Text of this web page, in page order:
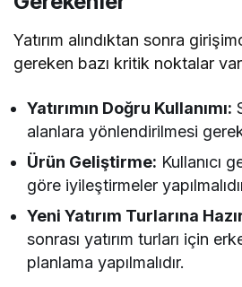
Yatırım alındıktan sonra
gereken bazı kritik noktalar
Yatırımın Doğru Kullanımı:
alanlara yönlendirilmesi
Ürün Geliştirme: Kullanıcı
göre iyileştirmeler
Yeni Yatırım Turlarına
sonrası yatırım turları için
planlama yapılmalıdır.